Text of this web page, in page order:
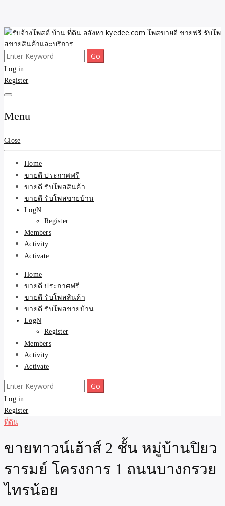
Skip
to
content
รับจ้างโพสต์ บ้าน ที่ดิน
อสังหา kyedee.com โพส
ขายดี ขายฟรี รับโพสขาย
สินค้าและบริการ
ขายดี โพสประกาศขายสินค้าฟรี บ้าน ที่ดิน อสังหา รับโพสต์ประกาศขาย
ของ รับรองผล ดีที่สุดถูกที่สุด ติดหน้าแรกกูเกืล
Search
for:
Log in
Register
Menu
Close
Home
ขายดี ประกาศฟรี
ขายดี รับโพสสินค้า
ขายดี รับโพสขายบ้าน
LogN
Register
Members
Activity
Activate
Home
ขายดี ประกาศฟรี
ขายดี รับโพสสินค้า
ขายดี รับโพสขายบ้าน
LogN
Register
Members
Activity
Activate
Search
for:
Log in
Register
ที่ดิน
ขายทาวน์เฮ้าส์ 2 ชั้น หมู่บ้านปิยว
รารมย์ โครงการ 1 ถนนบางกรวย
ไทรน้อย